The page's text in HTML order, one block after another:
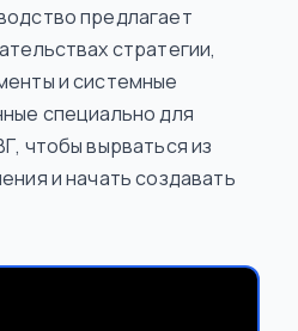
предлагает
стратегии,
и системные
специально для
чтобы вырваться из
и начать создавать